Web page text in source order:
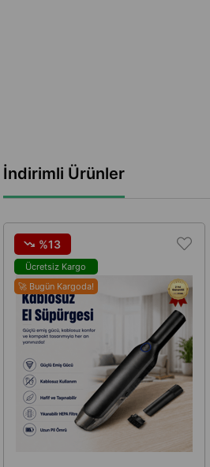
İndirimli Ürünler
%13
Ücretsiz Kargo
🚀 Bugün Kargoda!